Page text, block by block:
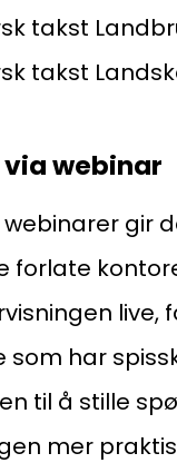
takst
takst
via webinar
webinarer gir
forlate
som har
til å stille
mer